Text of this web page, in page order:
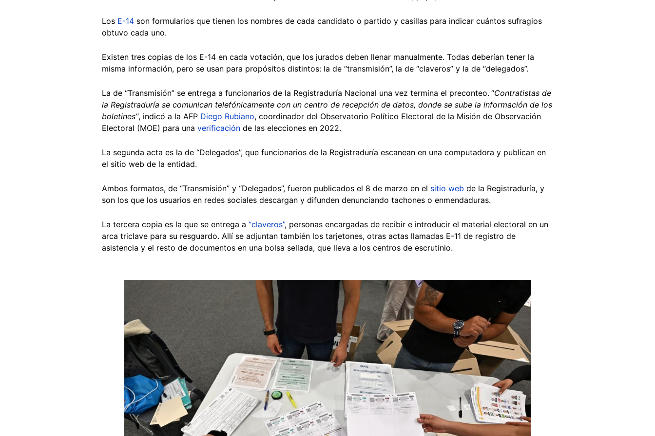
Los E-14 son formularios que tienen los nombres de cada candidato o partido y casillas para indicar cuántos sufragios
obtuvo cada uno.
Existen tres copias de los E-14 en cada votación, que los jurados deben llenar manualmente. Todas deberían tener la
misma información, pero se usan para propósitos distintos: la de “transmisión”, la de “claveros” y la de “delegados”.
La de “Transmisión” se entrega a funcionarios de la Registraduría Nacional una vez termina el preconteo. “Contratistas de
la Registraduría se comunican telefónicamente con un centro de recepción de datos, donde se sube la información de los
boletines”, indicó a la AFP Diego Rubiano, coordinador del Observatorio Político Electoral de la Misión de Observación
Electoral (MOE) para una verificación de las elecciones en 2022.
La segunda acta es la de “Delegados”, que funcionarios de la Registraduría escanean en una computadora y publican en
el sitio web de la entidad.
Ambos formatos, de “Transmisión” y “Delegados”, fueron publicados el 8 de marzo en el sitio web de la Registraduría, y
son los que los usuarios en redes sociales descargan y difunden denunciando tachones o enmendaduras.
La tercera copia es la que se entrega a “claveros”, personas encargadas de recibir e introducir el material electoral en un
arca triclave para su resguardo. Allí se adjuntan también los tarjetones, otras actas llamadas E-11 de registro de
asistencia y el resto de documentos en una bolsa sellada, que lleva a los centros de escrutinio.